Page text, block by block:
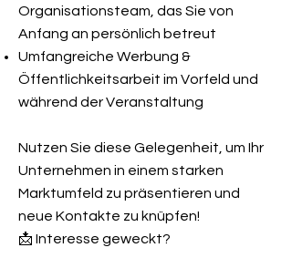
Organisationsteam, das Sie von
Anfang an persönlich betreut
Umfangreiche Werbung &
Öffentlichkeitsarbeit im Vorfeld und
während der Veranstaltung
Nutzen Sie diese Gelegenheit, um Ihr
Unternehmen in einem starken
Marktumfeld zu präsentieren und
neue Kontakte zu knüpfen!
📩 Interesse geweckt?